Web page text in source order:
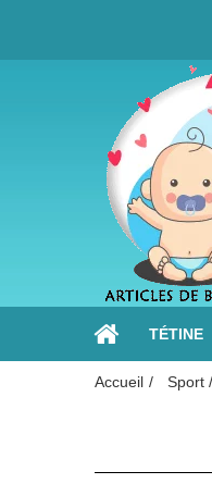
TÉTINE
Accueil Sport